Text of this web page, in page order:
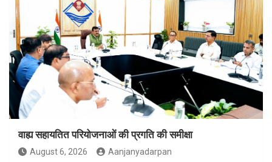
वाह्य सहायतित परियोजनाओं की प्रगति की समीक्षा
August 6, 2026 Aanjanyadarpan